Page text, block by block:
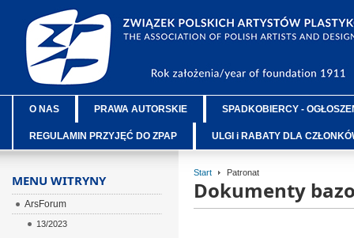
O NAS PRAWA AUTORSKIE SPADKOBIERCY -
REGULAMIN PRZYJĘĆ DO ZPAP ULGI i RABATY DLA
Start Patronat
Dokumenty
MENU WITRYNY
ArsForum
13/2023